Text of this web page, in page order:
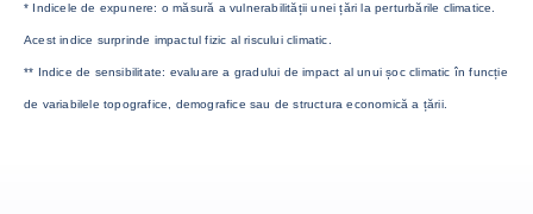
* Indicele de expunere: o măsură a vulnerabilității unei țări la perturbările climatice.
Acest indice surprinde impactul fizic al riscului climatic.
** Indice de sensibilitate: evaluare a gradului de impact al unui șoc climatic în funcție
de variabilele topografice, demografice sau de structura economică a țării.